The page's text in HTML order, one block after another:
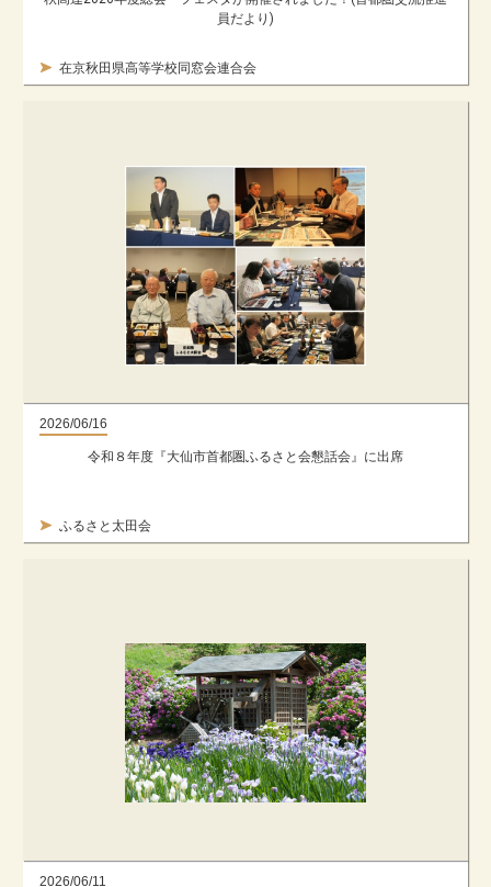
在京秋田県高等学校同窓会連合会
員だより)
2026/06/16
ふるさと太田会
令和８年度『大仙市首都圏ふるさと会懇話会』に出席
2026/06/11